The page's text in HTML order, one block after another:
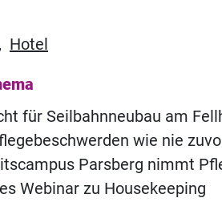
, Hotel
für Seilbahnneubau am
wie nie
Parsberg nimmt
Webinar zu Housekeeping